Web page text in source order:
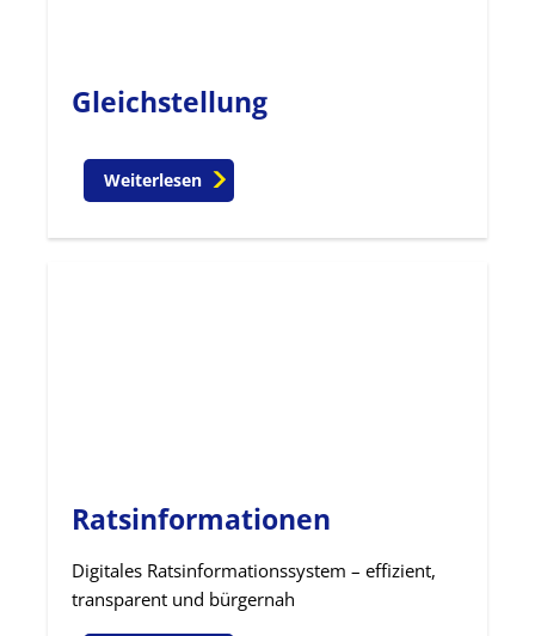
Gleichstellung
Weiterlesen
Ratsinformationen
Digitales Ratsinformationssystem – effizient,
transparent und bürgernah